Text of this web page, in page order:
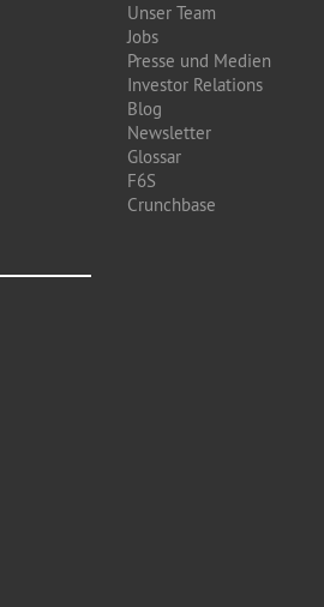
Unser Team
Jobs
Presse und Medien
Investor Relations
Blog
Newsletter
Glossar
F6S
Crunchbase